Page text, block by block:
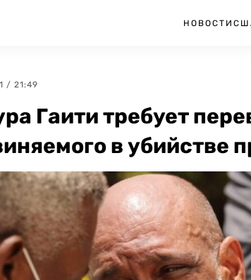
НОВОСТИ
/ 21:49
Гаити требует
в убийстве